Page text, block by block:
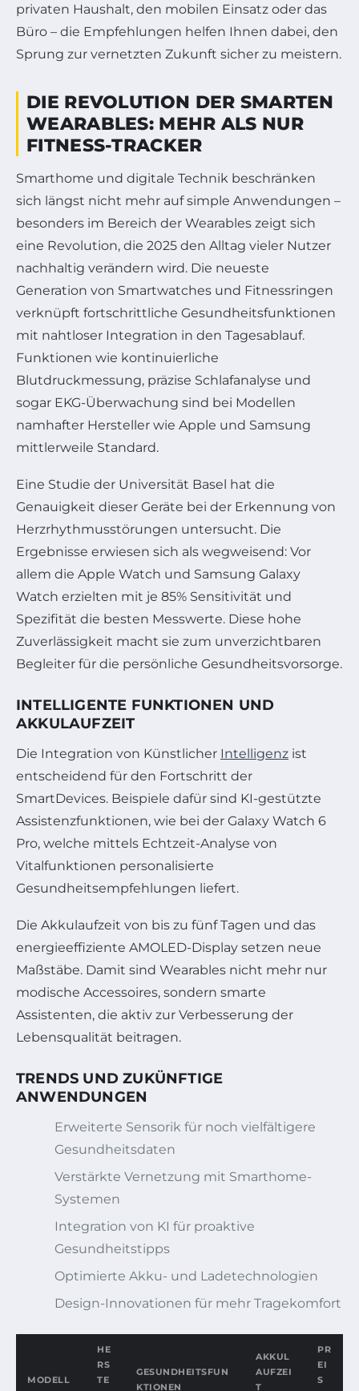
privaten Haushalt, den mobilen Einsatz oder das
Büro – die Empfehlungen helfen Ihnen dabei, den
Sprung zur vernetzten Zukunft sicher zu meistern.
DIE REVOLUTION DER SMARTEN
WEARABLES: MEHR ALS NUR
FITNESS-TRACKER
Smarthome und digitale Technik beschränken
sich längst nicht mehr auf simple Anwendungen –
besonders im Bereich der Wearables zeigt sich
eine Revolution, die 2025 den Alltag vieler Nutzer
nachhaltig verändern wird. Die neueste
Generation von Smartwatches und Fitnessringen
verknüpft fortschrittliche Gesundheitsfunktionen
mit nahtloser Integration in den Tagesablauf.
Funktionen wie kontinuierliche
Blutdruckmessung, präzise Schlafanalyse und
sogar EKG-Überwachung sind bei Modellen
namhafter Hersteller wie Apple und Samsung
mittlerweile Standard.
Eine Studie der Universität Basel hat die
Genauigkeit dieser Geräte bei der Erkennung von
Herzrhythmusstörungen untersucht. Die
Ergebnisse erwiesen sich als wegweisend: Vor
allem die Apple Watch und Samsung Galaxy
Watch erzielten mit je 85% Sensitivität und
Spezifität die besten Messwerte. Diese hohe
Zuverlässigkeit macht sie zum unverzichtbaren
Begleiter für die persönliche Gesundheitsvorsorge.
INTELLIGENTE FUNKTIONEN UND
AKKULAUFZEIT
Die Integration von Künstlicher Intelligenz ist
entscheidend für den Fortschritt der
SmartDevices. Beispiele dafür sind KI-gestützte
Assistenzfunktionen, wie bei der Galaxy Watch 6
Pro, welche mittels Echtzeit-Analyse von
Vitalfunktionen personalisierte
Gesundheitsempfehlungen liefert.
Die Akkulaufzeit von bis zu fünf Tagen und das
energieeffiziente AMOLED-Display setzen neue
Maßstäbe. Damit sind Wearables nicht mehr nur
modische Accessoires, sondern smarte
Assistenten, die aktiv zur Verbesserung der
Lebensqualität beitragen.
TRENDS UND ZUKÜNFTIGE
ANWENDUNGEN
Erweiterte Sensorik für noch vielfältigere
Gesundheitsdaten
Verstärkte Vernetzung mit Smarthome-
Systemen
Integration von KI für proaktive
Gesundheitstipps
Optimierte Akku- und Ladetechnologien
Design-Innovationen für mehr Tragekomfort
MODELL
HE
RS
TE
GESUNDHEITSFUN
KTIONEN
AKKUL
AUFZEI
T
PR
EI
S